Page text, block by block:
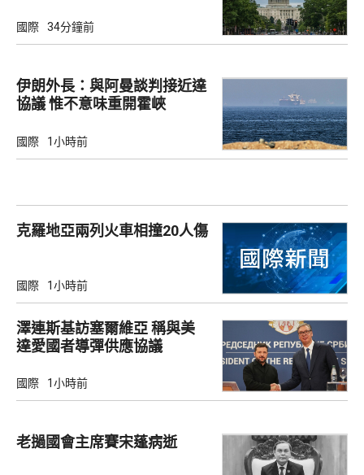
國際 34分鐘前
伊朗外長：與阿曼談判接近達
協議 惟不意味重開霍峽
國際 1小時前
克羅地亞兩列火車相撞20人傷
國際 1小時前
澤連斯基訪塞爾維亞 稱與美
達愛國者導彈供應協議
國際 1小時前
老撾國會主席賽宋蓬病逝